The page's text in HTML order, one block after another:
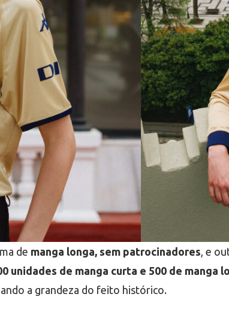
de manga longa, sem patrocinadores, e
unidades de manga curta e 500 de manga
a grandeza do feito histórico.